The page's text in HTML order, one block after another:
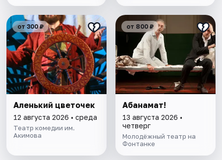
от 300 ₽
Аленький цветочек
12 августа 2026 • среда
Театр комедии им.
Акимова
от 800 ₽
Абанамат!
13 августа 2026 •
четверг
Молодёжный театр на
Фонтанке